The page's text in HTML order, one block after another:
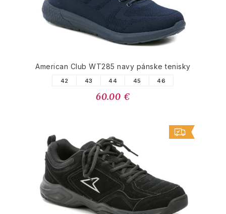
American Club WT285 navy pánske tenisky
42 43 44 45 46
60.00 €